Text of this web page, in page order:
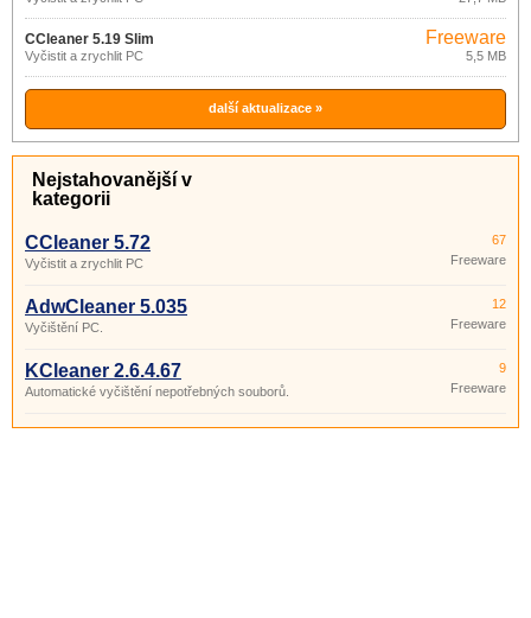
CCleaner 5.19 Slim
Vyčistit a zrychlit PC
Freeware
5,5 MB
další aktualizace »
Nejstahovanější v
kategorii
CCleaner 5.72
Vyčistit a zrychlit PC
67
Freeware
AdwCleaner 5.035
Vyčištění PC.
12
Freeware
KCleaner 2.6.4.67
Automatické vyčištění nepotřebných souborů.
9
Freeware